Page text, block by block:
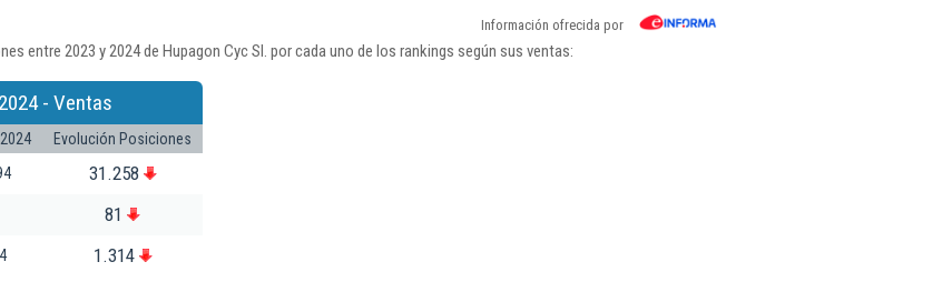
Información ofrecida por
entre 2023 y 2024 de Hupagon Cyc Sl. por cada uno de los rankings según sus ventas:
- Ventas
Evolución Posiciones
31.258
81
1.314